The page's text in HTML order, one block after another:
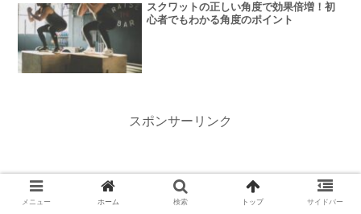
スクワットの正しい角度で効果倍増！初
心者でもわかる角度のポイント
スポンサーリンク
メニュー ホーム 検索 トップ サイドバー